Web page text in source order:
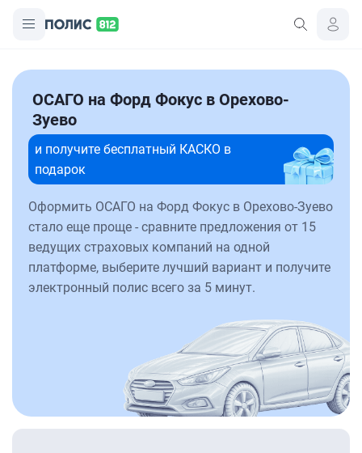
ОСАГО на Форд Фокус в Орехово-
Зуево
и получите бесплатный КАСКО в
подарок
Оформить ОСАГО на Форд Фокус в Орехово-Зуево
стало еще проще - сравните предложения от 15
ведущих страховых компаний на одной
платформе, выберите лучший вариант и получите
электронный полис всего за 5 минут.